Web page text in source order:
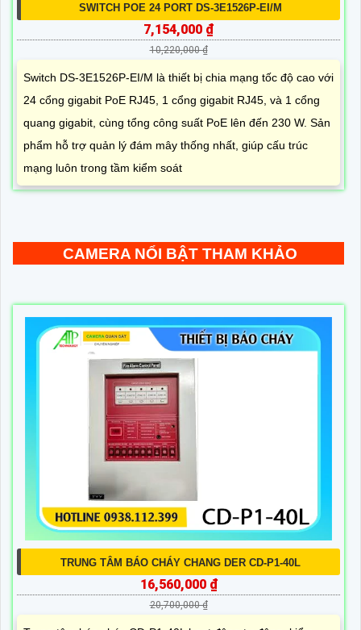
SWITCH POE 24 PORT DS-3E1526P-EI/M
7,154,000 ₫
10,220,000 ₫
Switch DS-3E1526P-EI/M là thiết bị chia mạng tốc độ cao với
24 cổng gigabit PoE RJ45, 1 cổng gigabit RJ45, và 1 cổng
quang gigabit, cùng tổng công suất PoE lên đến 230 W. Sản
phẩm hỗ trợ quản lý đám mây thống nhất, giúp cấu trúc
mạng luôn trong tầm kiểm soát
CAMERA NỔI BẬT THAM KHẢO
TRUNG TÂM BÁO CHÁY CHANG DER CD-P1-40L
16,560,000 ₫
20,700,000 ₫